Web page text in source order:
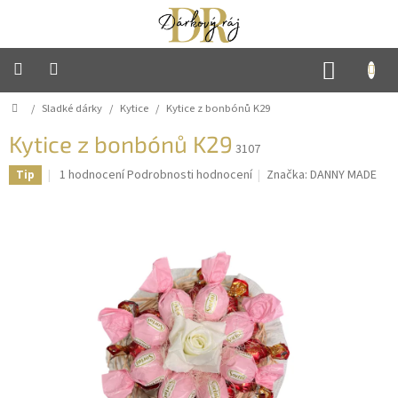
Hlavní
Mýdlové
květiny
Domů
/ Sladké dárky / Kytice / Kytice z bonbónů K29
Kytice z bonbónů K29 3107
Tip
Průměrné
1 hodnoceníPodrobnosti hodnocení Značka:DANNY MADE